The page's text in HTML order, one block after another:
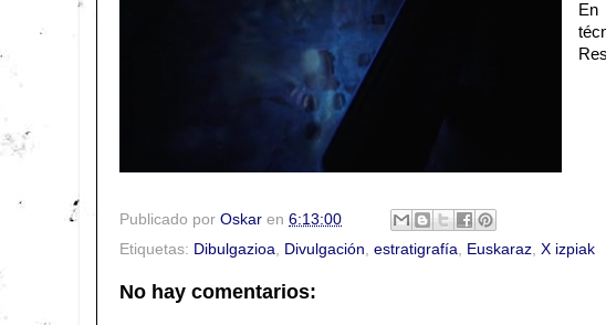
Publicado por Oskar en 6:13:00
Etiquetas: Dibulgazioa, Divulgación, estratigrafía, Euskaraz, X izpiak
No hay comentarios: